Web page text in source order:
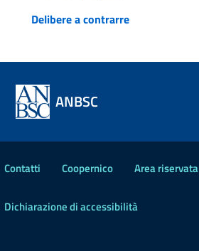
Delibere a contrarre
ANBSC
Contatti Coopernico Area riservata
Dichiarazione di accessibilità